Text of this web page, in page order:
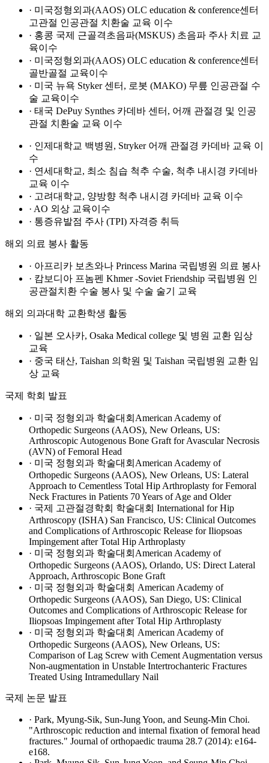
· 미국정형외과(AAOS) OLC education & conference센터
고관절 인공관절 치환술 교육 이수
· 홍콩 국제 근골격초음파(MSKUS) 초음파 주사 치료 교
육이수
· 미국정형외과(AAOS) OLC education & conference센터
골반골절 교육이수
· 미국 뉴욕 Styker 센터, 로봇 (MAKO) 무릎 인공관절 수
술 교육이수
· 태국 DePuy Synthes 카데바 센터, 어깨 관절경 및 인공
관절 치환술 교육 이수
· 인제대학교 백병원, Stryker 어깨 관절경 카데바 교육 이
수
· 연세대학교, 최소 침습 척추 수술, 척추 내시경 카데바
교육 이수
· 고려대학교, 양방향 척추 내시경 카데바 교육 이수
· AO 외상 교육이수
· 통증유발점 주사 (TPI) 자격증 취득
해외 의료 봉사 활동
· 아프리카 보츠와나 Princess Marina 국립병원 의료 봉사
· 캄보디아 프놈펜 Khmer -Soviet Friendship 국립병원 인
공관절치환 수술 봉사 및 수술 술기 교육
해외 의과대학 교환학생 활동
· 일본 오사카, Osaka Medical college 및 병원 교환 임상
교육
· 중국 태산, Taishan 의학원 및 Taishan 국립병원 교환 임
상 교육
국제 학회 발표
· 미국 정형외과 학술대회American Academy of
Orthopedic Surgeons (AAOS), New Orleans, US:
Arthroscopic Autogenous Bone Graft for Avascular Necrosis
(AVN) of Femoral Head
· 미국 정형외과 학술대회American Academy of
Orthopedic Surgeons (AAOS), New Orleans, US: Lateral
Approach to Cementless Total Hip Arthroplasty for Femoral
Neck Fractures in Patients 70 Years of Age and Older
· 국제 고관절경학회 학술대회 International for Hip
Arthroscopy (ISHA) San Francisco, US: Clinical Outcomes
and Complications of Arthroscopic Release for Iliopsoas
Impingement after Total Hip Arthroplasty
· 미국 정형외과 학술대회American Academy of
Orthopedic Surgeons (AAOS), Orlando, US: Direct Lateral
Approach, Arthroscopic Bone Graft
· 미국 정형외과 학술대회 American Academy of
Orthopedic Surgeons (AAOS), San Diego, US: Clinical
Outcomes and Complications of Arthroscopic Release for
Iliopsoas Impingement after Total Hip Arthroplasty
· 미국 정형외과 학술대회 American Academy of
Orthopedic Surgeons (AAOS), New Orleans, US:
Comparison of Lag Screw with Cement Augmentation versus
Non-augmentation in Unstable Intertrochanteric Fractures
Treated Using Intramedullary Nail
국제 논문 발표
· Park, Myung-Sik, Sun-Jung Yoon, and Seung-Min Choi.
"Arthroscopic reduction and internal fixation of femoral head
fractures." Journal of orthopaedic trauma 28.7 (2014): e164-
e168.